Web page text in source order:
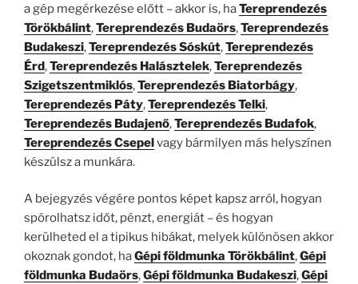
a gép megérkezése előtt – akkor is, haTereprendezés
Törökbálint,Tereprendezés Budaörs,Tereprendezés
Budakeszi,Tereprendezés Sóskút,Tereprendezés
Érd,Tereprendezés Halásztelek,Tereprendezés
Szigetszentmiklós,Tereprendezés Biatorbágy,
Tereprendezés Páty,Tereprendezés Telki,
Tereprendezés Budajenő,Tereprendezés Budafok,
Tereprendezés Csepelvagy bármilyen más helyszínen
készülsz a munkára.
A bejegyzés végére pontos képet kapsz arról, hogyan
spórolhatsz időt, pénzt, energiát – és hogyan
kerülheted el a tipikus hibákat, melyek különösen akkor
okoznak gondot, haGépi földmunka Törökbálint,Gépi
földmunka Budaörs,Gépi földmunka Budakeszi,Gépi